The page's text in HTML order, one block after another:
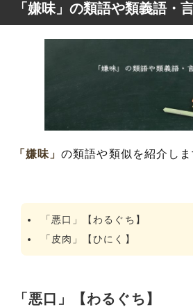
「嫌味」の類語や類義語・
「嫌味」の類語や類似を紹介しま
「悪口」【わるぐち】
「皮肉」【ひにく】
「悪口」【わるぐち】